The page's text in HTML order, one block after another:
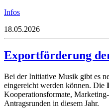
Infos
18.05.2026
Exportförderung
Bei der Initiative Musik gibt es
eingereicht werden können. Die
Kooperationsformate,
Antragsrunden in diesem Jahr.